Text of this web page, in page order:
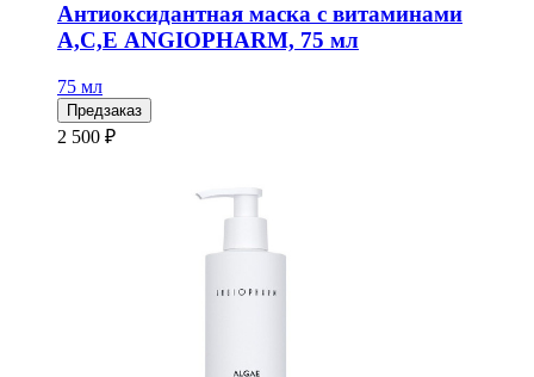
Антиоксидантная маска с витаминами
А,С,Е ANGIOPHARM, 75 мл
75 мл
Предзаказ
2 500 ₽